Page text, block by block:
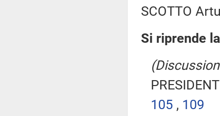
SCOTTO
Si riprende
105 , 109